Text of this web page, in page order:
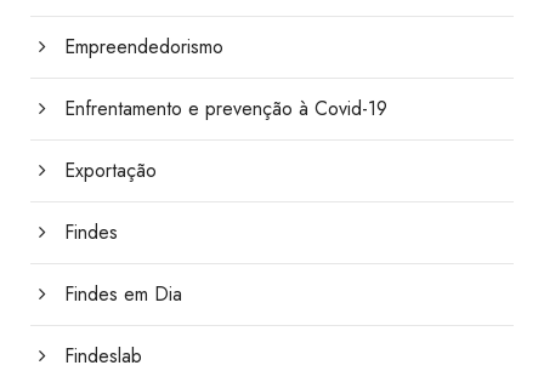
Empreendedorismo
Enfrentamento e prevenção à Covid-19
Exportação
Findes
Findes em Dia
Findeslab